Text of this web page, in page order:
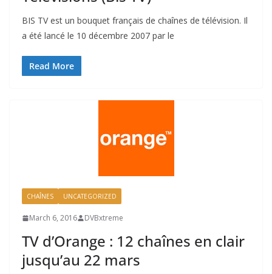
BIS TV est un bouquet français de chaînes de télévision. Il
a été lancé le 10 décembre 2007 par le
Read More
CHAÎNES UNCATEGORIZED
March 6, 2016 DVBxtreme
TV d’Orange : 12 chaînes en clair
jusqu’au 22 mars